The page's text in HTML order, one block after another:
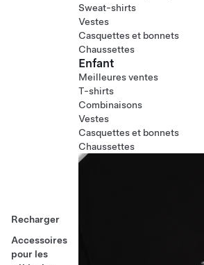
Recharger
Accessoires
pour les
Sweat-shirts
Vestes
Casquettes et bonnets
Chaussettes
Enfant
Meilleures ventes
T-shirts
Combinaisons
Vestes
Casquettes et bonnets
Chaussettes